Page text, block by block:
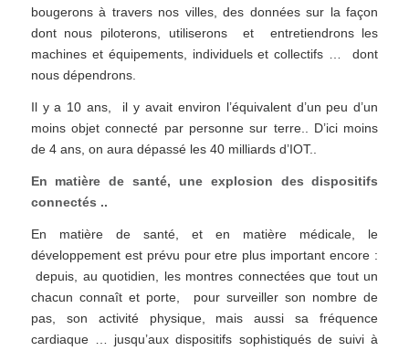
bougerons à travers nos villes, des données sur la façon
dont nous piloterons, utiliserons et entretiendrons les
machines et équipements, individuels et collectifs … dont
nous dépendrons.
Il y a 10 ans, il y avait environ l’équivalent d’un peu d’un
moins objet connecté par personne sur terre.. D’ici moins
de 4 ans, on aura dépassé les 40 milliards d’IOT..
En matière de santé, une explosion des dispositifs
connectés ..
En matière de santé, et en matière médicale, le
développement est prévu pour etre plus important encore :
depuis, au quotidien, les montres connectées que tout un
chacun connaît et porte, pour surveiller son nombre de
pas, son activité physique, mais aussi sa fréquence
cardiaque … jusqu’aux dispositifs sophistiqués de suivi à